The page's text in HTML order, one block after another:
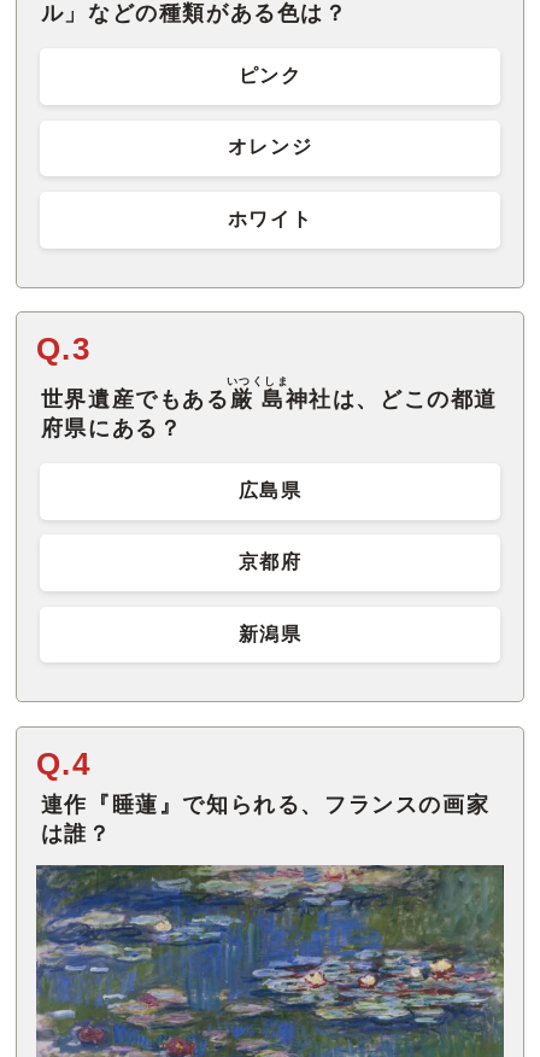
ル」などの種類がある色は？
ピンク
オレンジ
ホワイト
Q.3
世界遺産でもある 厳島
いつくしま
神社は、どこの都道
府県にある？
広島県
京都府
新潟県
Q.4
連作『睡蓮』で知られる、フランスの画家
は誰？